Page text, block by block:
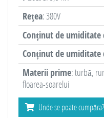
Reţea: 380V
Conținut de umiditate
Conținut de umiditate
Materii prime: turbă,
floarea-soarelui
Unde se poate cumpăra?